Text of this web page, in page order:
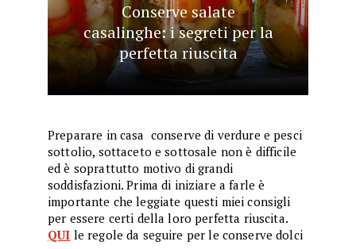
Conserve salate
casalinghe: i segreti per la
perfetta riuscita
Preparare in casa conserve di verdure e pesci
sottolio, sottaceto e sottosale non è difficile
ed è soprattutto motivo di grandi
soddisfazioni. Prima di iniziare a farle è
importante che leggiate questi miei consigli
per essere certi della loro perfetta riuscita.
QUI le regole da seguire per le conserve dolci